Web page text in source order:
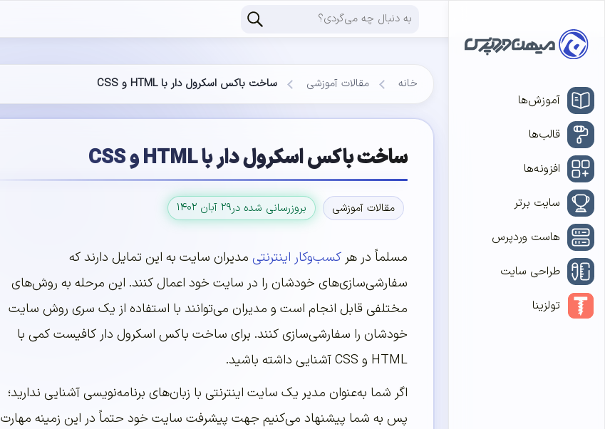
آموزش‌ها
قالب‌ها
افزونه‌ها
سایت برتر
هاست وردپرس
طراحی سایت
تولزینا
خانه مقالات آموزشی ساخت باکس اسکرول دار با HTML و CSS
ساخت باکس اسکرول دار با HTML و CSS
مقالات آموزشی بروزرسانی شده در۲۹ آبان ۱۴۰۲
مسلماً در هر کسب‌وکار اینترنتی مدیران سایت به این تمایل دارند که
سفارشی‌سازی‌های خودشان را در سایت خود اعمال کنند. این مرحله به روش‌های
مختلفی قابل انجام است و مدیران می‌توانند با استفاده از یک سری روش سایت
خودشان را سفارشی‌سازی کنند. برای ساخت باکس اسکرول دار کافیست کمی با
HTML و CSS آشنایی داشته باشید.
اگر شما به‌عنوان مدیر یک سایت اینترنتی با زبان‌های برنامه‌نویسی آشنایی ندارید؛
پس به شما پیشنهاد می‌کنیم جهت پیشرفت سایت خود حتماً در این زمینه مهارت